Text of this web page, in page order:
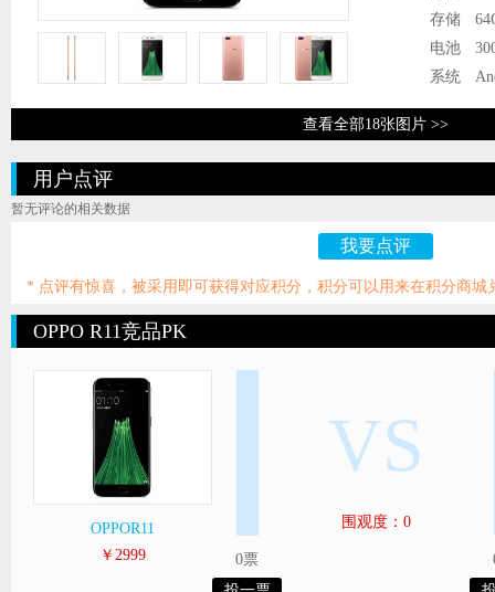
存储
电池
系统
查看全部18张图片 >>
用户点评
暂无评论的相关数据
我要点评
* 点评有惊喜，被采用即可获得对应积分，积分可以用来在积分商城
OPPO R11竞品PK
OPPOR11
￥2999
0票
VS
围观度：0